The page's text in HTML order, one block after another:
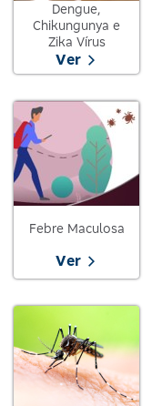
Dengue,
Chikungunya e
Zika Vírus
Ver
Febre Maculosa
Ver